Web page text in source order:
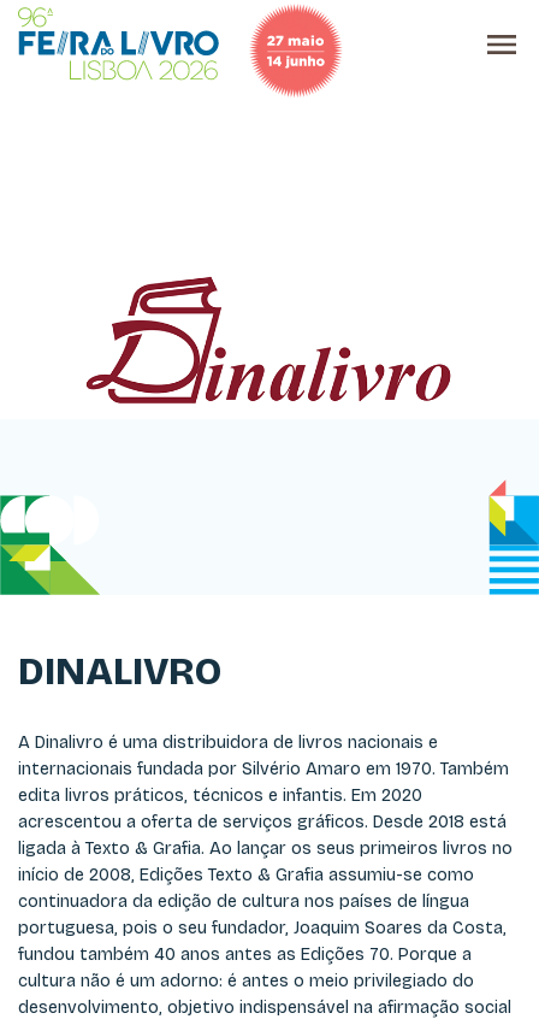
DINALIVRO
A Dinalivro é uma distribuidora de livros nacionais e
internacionais fundada por Silvério Amaro em 1970. Também
edita livros práticos, técnicos e infantis. Em 2020
acrescentou a oferta de serviços gráficos. Desde 2018 está
ligada à Texto & Grafia. Ao lançar os seus primeiros livros no
início de 2008, Edições Texto & Grafia assumiu-se como
continuadora da edição de cultura nos países de língua
portuguesa, pois o seu fundador, Joaquim Soares da Costa,
fundou também 40 anos antes as Edições 70. Porque a
cultura não é um adorno: é antes o meio privilegiado do
desenvolvimento, objetivo indispensável na afirmação social